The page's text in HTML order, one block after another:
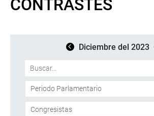
CONTRASTES
Diciembre del 2023